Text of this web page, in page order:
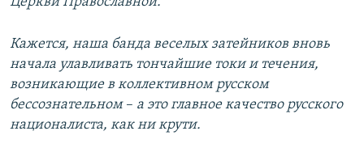
Кажется, наша банда веселых затейников вновь
начала улавливать тончайшие токи и течения,
возникающие в коллективном русском
бессознательном –​ а это главное качество русского
националиста, как ни крути.